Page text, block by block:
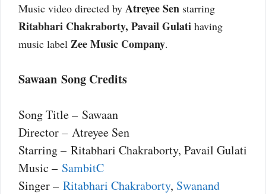
Music video directed by Atreyee Sen starring
Ritabhari Chakraborty, Pavail Gulati having
music label Zee Music Company.
Sawaan Song Credits
Song Title – Sawaan
Director – Atreyee Sen
Starring – Ritabhari Chakraborty, Pavail Gulati
Music – SambitC
Singer – Ritabhari Chakraborty, Swanand